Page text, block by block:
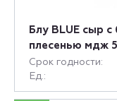
Блу BLUE сыр
плесенью мдж
Срок годности:
Ед.: